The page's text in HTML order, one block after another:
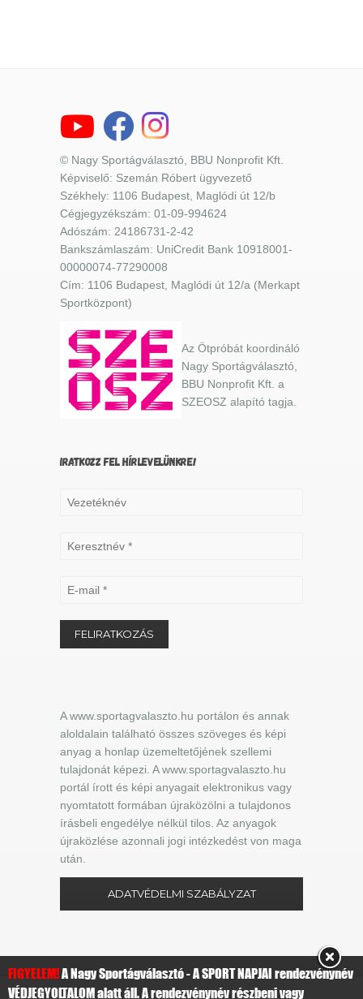
© Nagy Sportágválasztó, BBU Nonprofit Kft.
Képviselő: Szemán Róbert ügyvezető
Székhely: 1106 Budapest, Maglódi út 12/b
Cégjegyzékszám: 01-09-994624
Adószám: 24186731-2-42
Bankszámlaszám: UniCredit Bank 10918001-
00000074-77290008
Cím: 1106 Budapest, Maglódi út 12/a (Merkapt
Sportközpont)
Az Ötpróbát koordináló
Nagy Sportágválasztó,
BBU Nonprofit Kft. a
SZEOSZ alapító tagja.
IRATKOZZ FEL HÍRLEVELÜNKRE!
A www.sportagvalaszto.hu portálon és annak
aloldalain található összes szöveges és képi
anyag a honlap üzemeltetőjének szellemi
tulajdonát képezi. A www.sportagvalaszto.hu
portál írott és képi anyagait elektronikus vagy
nyomtatott formában újraközölni a tulajdonos
írásbeli engedélye nélkül tilos. Az anyagok
újraközlése azonnali jogi intézkedést von maga
után.
ADATVÉDELMI SZABÁLYZAT
FIGYELEM!A Nagy Sportágválasztó - A SPORT NAPJAI rendezvénynév
VÉDJEGYOLTALOM alatt áll. A rendezvénynév részbeni vagy